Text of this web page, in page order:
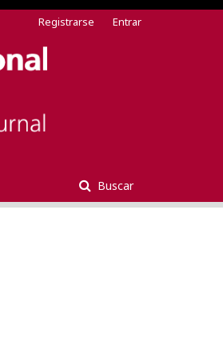
Buscar
Registrarse Entrar